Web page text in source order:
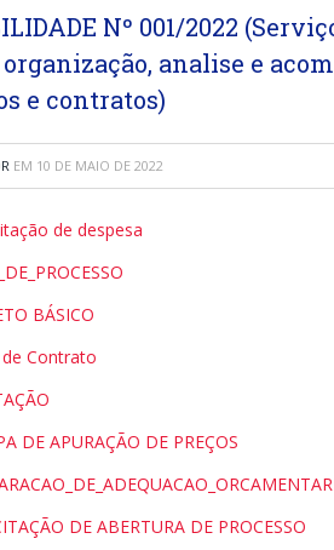
Nº 001/2022
analise e
e contratos)
EM 10 DE MAIO DE 2022
de despesa
BÁSICO
Contrato
DE APURAÇÃO DE PREÇOS
DE ABERTURA DE PROCESSO